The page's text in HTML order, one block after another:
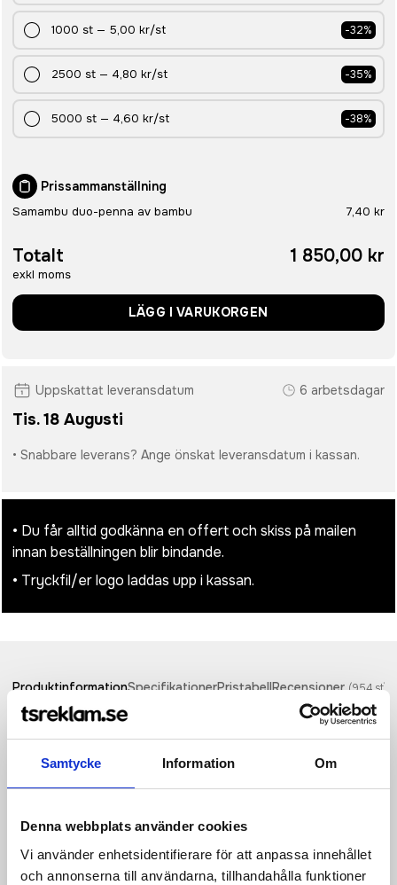
Samtycke Information Om
Denna webbplats använder cookies
Vi använder enhetsidentifierare för att anpassa innehållet
och annonserna till användarna, tillhandahålla funktioner
1000 st — 5,00 kr/st -32%
2500 st — 4,80 kr/st -35%
5000 st — 4,60 kr/st -38%
Prissammanställning
Samambu duo-penna av bambu 7,40 kr
Totalt
exkl moms
1 850,00 kr
LÄGG I VARUKORGEN
Uppskattat leveransdatum 6 arbetsdagar
Tis. 18 Augusti
• Snabbare leverans? Ange önskat leveransdatum i kassan.
• Du får alltid godkänna en offert och skiss på mailen
innan beställningen blir bindande.
• Tryckfil/er logo laddas upp i kassan.
ProduktinformationSpecifikationerPristabellRecensioner (954st)
Den dubbla pennan Samambu i bambu har två huvuden: En
kräver inga bläckpatroner eller påfyllning. Pennans svarta
grafitspets är utformad för att lämna synliga spår när den
av bambu främjar mer hållbara val och uppmuntrar användning
spetsstorlek på 1,00 mm och en skrivlängd på 600 meter. Den
bläckfria pennans skrivlängd: 1500 meter.